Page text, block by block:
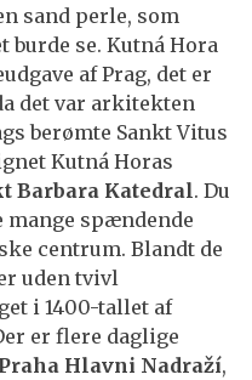
sand perle, som
burde se. Kutná Hora
af Prag, det er
det var arkitekten
berømte Sankt Vitus
Kutná Horas
Barbara Katedral. Du
spændende
centrum. Blandt de
uden tvivl
i 1400-tallet af
er flere daglige
Hlavni Nadraží,